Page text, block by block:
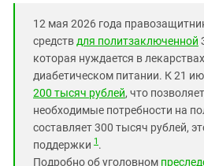
ЮФО
12 мая 2026 года
средств для политзаключенной
которая нуждается в
диабетическом питании. К 21
200 тысяч рублей, что
необходимые потребности на
составляет 300 тысяч рублей,
поддержки 1 .
Подробно об уголовном